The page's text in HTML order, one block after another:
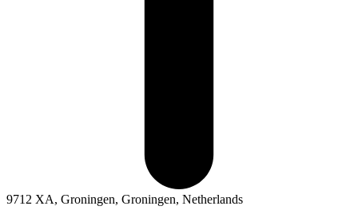
9712 XA, Groningen, Groningen, Netherlands